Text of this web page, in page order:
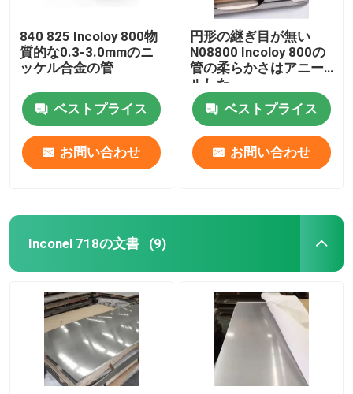
840 825 Incoloy 800物
質的な0.3-3.0mmのニ
ッケル合金の管
ベストプライス
お問い合わせ
円形の継ぎ目が無い
N08800 Incoloy 800の
管の柔らかさはアニー
ルした
ベストプライス
お問い合わせ
Inconel 718の文書 (9)